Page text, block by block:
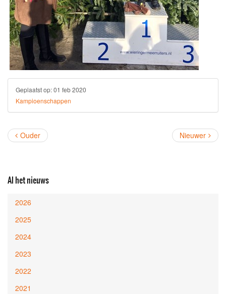
Geplaatst op:01 feb 2020
Kampioenschappen
Ouder Nieuwer
Al het nieuws
2026
2025
2024
2023
2022
2021